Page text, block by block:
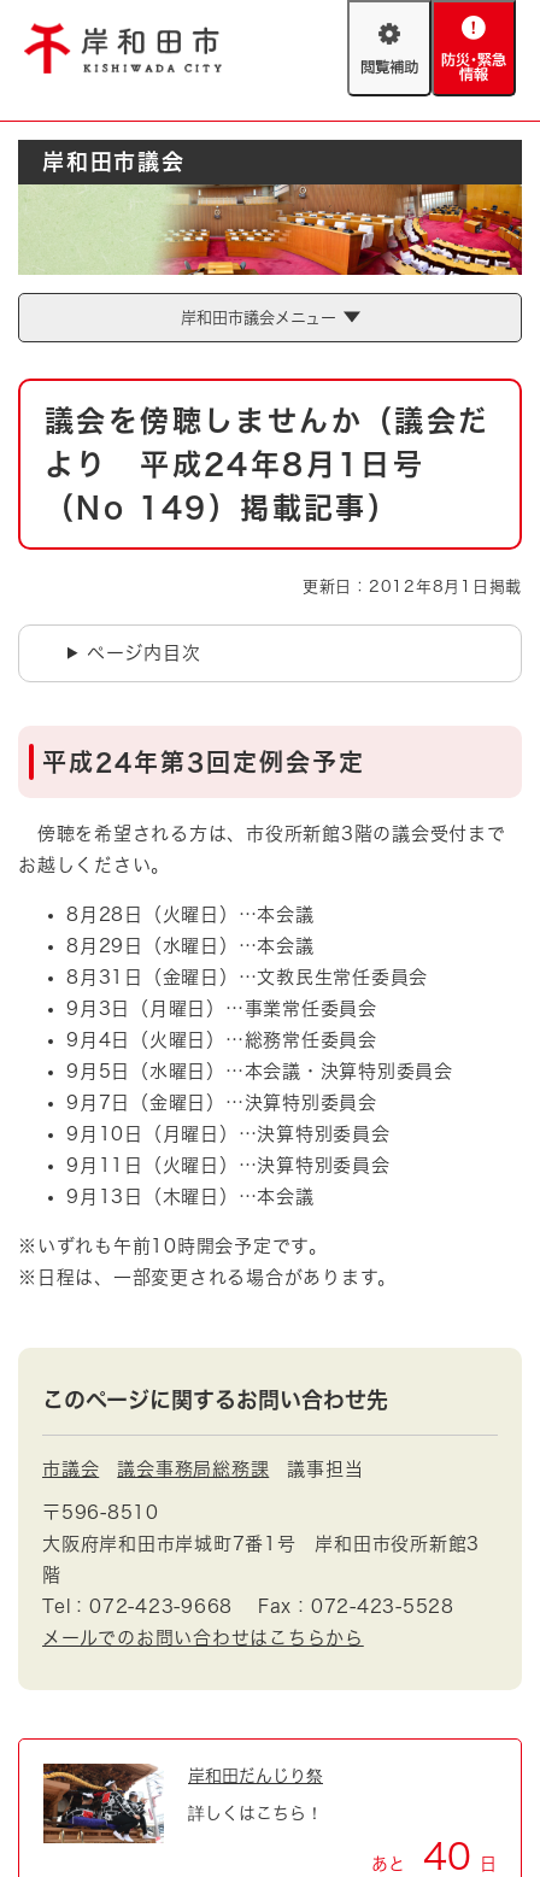
閲
助
防
緊
情
報
Foreign language
やさしい日本語
とじる
防災・緊急情報
ハザードマップ AED設置箇所
とじる
岸和田市議会
岸和田市議会メニュー
本
議会を傍聴しませんか（議会だ
より 平成24年8月1日号
（No 149）掲載記事）
更新日：2012年8月1日掲載
ページ内目次
平成24年第3回定例会予定
傍聴を希望される方は、市役所新館3階の議会受付まで
お越しください。
8月28日（火曜日）…本会議
8月29日（水曜日）…本会議
8月31日（金曜日）…文教民生常任委員会
9月3日（月曜日）…事業常任委員会
9月4日（火曜日）…総務常任委員会
9月5日（水曜日）…本会議・決算特別委員会
9月7日（金曜日）…決算特別委員会
9月10日（月曜日）…決算特別委員会
9月11日（火曜日）…決算特別委員会
9月13日（木曜日）…本会議
※いずれも午前10時開会予定です。
※日程は、一部変更される場合があります。
このページに関するお問い合わせ先
市議会 議会事務局総務課 議事担当
〒596-8510
大阪府岸和田市岸城町7番1号 岸和田市役所新館3
階
Tel：072-423-9668
Fax：072-423-5528
メールでのお問い合わせはこちらから
岸和田だんじり祭
詳しくはこちら！
あと 40 日